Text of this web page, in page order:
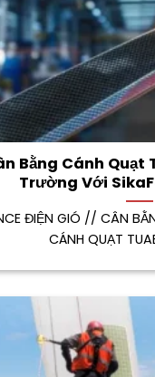
Bằng Cánh Quạt
Trường Với
ĐIỆN GIÓ // CÂN
CÁNH QUẠT